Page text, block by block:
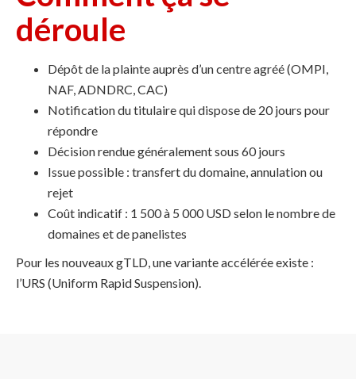
déroule
Dépôt de la plainte auprès d’un centre agréé (OMPI,
NAF, ADNDRC, CAC)
Notification du titulaire qui dispose de 20 jours pour
répondre
Décision rendue généralement sous 60 jours
Issue possible : transfert du domaine, annulation ou
rejet
Coût indicatif : 1 500 à 5 000 USD selon le nombre de
domaines et de panelistes
Pour les nouveaux gTLD, une variante accélérée existe :
l’URS (Uniform Rapid Suspension).